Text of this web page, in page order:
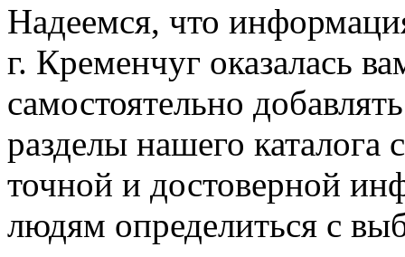
Надеемся, что
г. Кременчуг оказалась
самостоятельно
разделы нашего каталога
точной и достоверной
людям определиться с